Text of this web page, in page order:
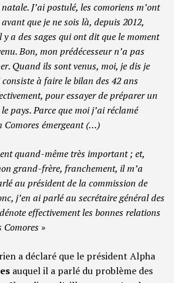
J’ai postulé, les comoriens m’ont
que je ne sois là, depuis 2012,
y a des sages qui ont dit que le moment
Bon, mon prédécesseur n’a pas
Quand ils sont venus, moi, je dis je
à faire le bilan des 42 ans
pour essayer de préparer un
pays. Parce que moi j’ai réclamé
Comores émergeant (…)
quand-même très important ; et,
grand-frère, franchement, il m’a
au président de la commission de
j’en ai parlé au secrétaire général des
effectivement les bonnes relations
Comores »
a déclaré que le président Alpha
auquel il a parlé du problème des